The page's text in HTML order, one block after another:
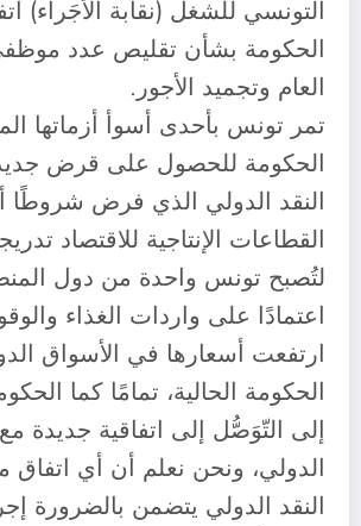
التونسي للشغل (نقابة الأُجَراء)
الحكومة بشأن تقليص عدد
العام وتجميد الأجور.
تمر تونس بأحدى أسوأ أزماتها
الحكومة للحصول على قرض
النقد الدولي الذي فرض
القطاعات الإنتاجية للاقتصاد
لتُصبح تونس واحدة من دول
اعتمادًا على واردات الغذاء
ارتفعت أسعارها في الأسواق
الحكومة الحالية، تمامًا كما
إلى التّوَصُّل إلى اتفاقية جديدة
الدولي، ونحن نعلم أن أي
النقد الدولي يتضمن بالضرورة